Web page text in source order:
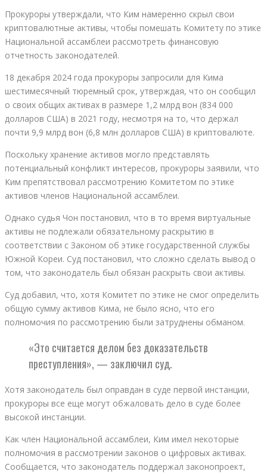
Прокуроры утверждали, что Ким намеренно скрыл свои
криптовалютные активы, чтобы помешать Комитету по этике
Национальной ассамблеи рассмотреть финансовую
отчетность законодателей.
18 декабря 2024 года прокуроры запросили для Кима
шестимесячный тюремный срок, утверждая, что он сообщил
о своих общих активах в размере 1,2 млрд вон (834 000
долларов США) в 2021 году, несмотря на то, что держал
почти 9,9 млрд вон (6,8 млн долларов США) в криптовалюте.
Поскольку хранение активов могло представлять
потенциальный конфликт интересов, прокуроры заявили, что
Ким препятствовал рассмотрению Комитетом по этике
активов членов Национальной ассамблеи.
Однако судья Чон постановил, что в то время виртуальные
активы не подлежали обязательному раскрытию в
соответствии с Законом об этике государственной службы
Южной Кореи. Суд постановил, что сложно сделать вывод о
том, что законодатель был обязан раскрыть свои активы.
Суд добавил, что, хотя Комитет по этике не смог определить
общую сумму активов Кима, не было ясно, что его
полномочия по рассмотрению были затруднены обманом.
«Это считается делом без доказательств
преступления», — заключил суд.
Хотя законодатель был оправдан в суде первой инстанции,
прокуроры все еще могут обжаловать дело в суде более
высокой инстанции.
Как член Национальной ассамблеи, Ким имел некоторые
полномочия в рассмотрении законов о цифровых активах.
Сообщается, что законодатель поддержал законопроект,